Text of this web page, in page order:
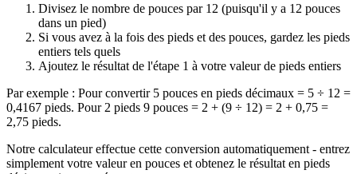
Divisez le nombre de pouces par 12 (puisqu'il y a 12 pouces
dans un pied)
Si vous avez à la fois des pieds et des pouces, gardez les pieds
entiers tels quels
Ajoutez le résultat de l'étape 1 à votre valeur de pieds entiers
Par exemple : Pour convertir 5 pouces en pieds décimaux = 5 ÷ 12 =
0,4167 pieds. Pour 2 pieds 9 pouces = 2 + (9 ÷ 12) = 2 + 0,75 =
2,75 pieds.
Notre calculateur effectue cette conversion automatiquement - entrez
simplement votre valeur en pouces et obtenez le résultat en pieds